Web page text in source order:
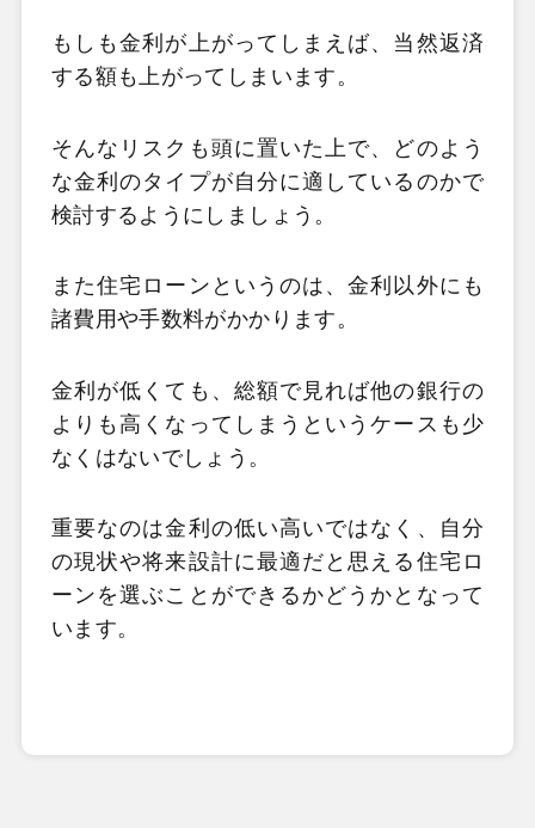
もしも金利が上がってしまえば、当然返済
する額も上がってしまいます。
そんなリスクも頭に置いた上で、どのよう
な金利のタイプが自分に適しているのかで
検討するようにしましょう。
また住宅ローンというのは、金利以外にも
諸費用や手数料がかかります。
金利が低くても、総額で見れば他の銀行の
よりも高くなってしまうというケースも少
なくはないでしょう。
重要なのは金利の低い高いではなく、自分
の現状や将来設計に最適だと思える住宅ロ
ーンを選ぶことができるかどうかとなって
います。